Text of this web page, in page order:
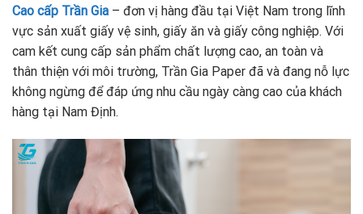
Cao cấp Trần Gia – đơn vị hàng đầu tại Việt Nam trong lĩnh
vực sản xuất giấy vệ sinh, giấy ăn và giấy công nghiệp. Với
cam kết cung cấp sản phẩm chất lượng cao, an toàn và
thân thiện với môi trường, Trần Gia Paper đã và đang nỗ lực
không ngừng để đáp ứng nhu cầu ngày càng cao của khách
hàng tại Nam Định.